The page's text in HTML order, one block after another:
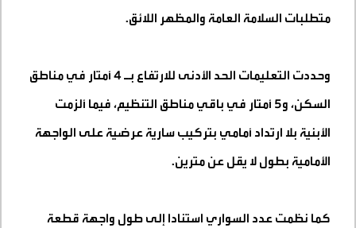
متطلبات السلامة العامة والمظهر اللائق.
وحددت التعليمات الحد الأدنى للارتفاع بـ 4 أمتار في مناطق
السكن، و5 أمتار في باقي مناطق التنظيم، فيما ألزمت
الأبنية بلا ارتداد أمامي بتركيب سارية عرضية على الواجهة
الأمامية بطول لا يقل عن مترين.
كما نظمت عدد السواري استنادا إلى طول واجهة قطعة